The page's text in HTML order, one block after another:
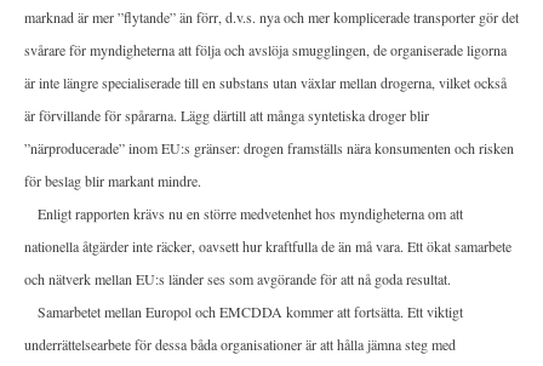
marknad är mer ”flytande” än förr, d.v.s. nya och mer komplicerade transporter gör det
svårare för myndigheterna att följa och avslöja smugglingen, de organiserade ligorna
är inte längre specialiserade till en substans utan växlar mellan drogerna, vilket också
är förvillande för spårarna. Lägg därtill att många syntetiska droger blir
”närproducerade” inom EU:s gränser: drogen framställs nära konsumenten och risken
för beslag blir markant mindre.
Enligt rapporten krävs nu en större medvetenhet hos myndigheterna om att
nationella åtgärder inte räcker, oavsett hur kraftfulla de än må vara. Ett ökat samarbete
och nätverk mellan EU:s länder ses som avgörande för att nå goda resultat.
Samarbetet mellan Europol och EMCDDA kommer att fortsätta. Ett viktigt
underrättelsearbete för dessa båda organisationer är att hålla jämna steg med